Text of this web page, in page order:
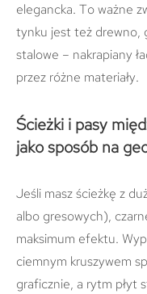
elegancka. To ważne
tynku jest też drewno,
stalowe – nakrapiany
przez różne materiały.
Ścieżki i pasy
jako sposób na
Jeśli masz ścieżkę z
albo gresowych),
maksimum efektu.
ciemnym kruszywem
graficznie, a rytm płyt